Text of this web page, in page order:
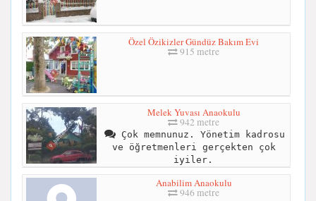
Özel Özikizler Gündüz Bakım Evi
915 metre
Melek Yuvası Anaokulu
942 metre
Çok memnunuz. Yönetim kadrosu
ve öğretmenleri gerçekten çok
iyiler.
Anabilim Anaokulu
946 metre